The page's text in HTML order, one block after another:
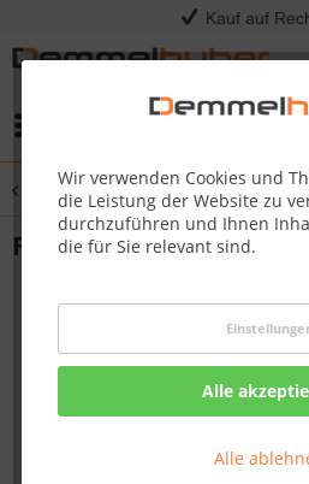
Kauf auf
Wir verwenden Cookies und
die Leistung der Website zu
durchzuführen und Ihnen
die für Sie relevant sind.
Alle
Alle
Übersicht Fußböden
Fußboden für